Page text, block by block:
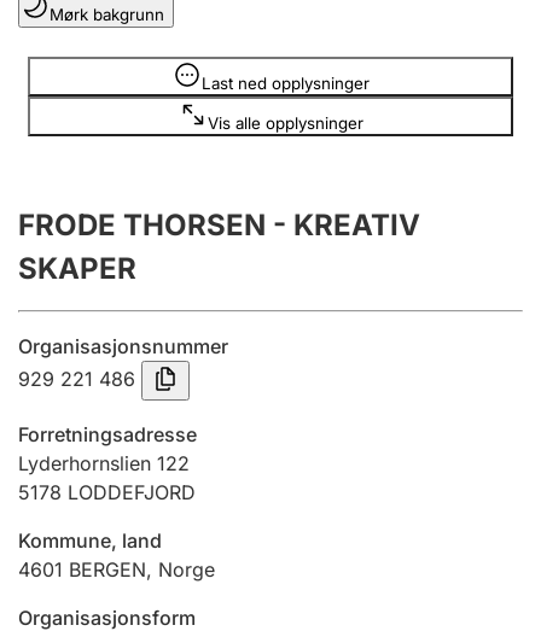
Lag og forening
Registrere, endre, slette
Årsregnskap
Innsending og forsinkelsesgebyr
Tinglysing
Jeger
Betaling og jegeravgiftskort
Ektepaktveileder
Mørk bakgrunn
Last ned opplysninger
Vis alle opplysninger
Opplysninger er skjult
FRODE THORSEN - KREATIV
SKAPER
Organisasjonsnummer
929 221 486
Forretningsadresse
Lyderhornslien 122
5178 LODDEFJORD
Kommune, land
4601 BERGEN, Norge
Organisasjonsform